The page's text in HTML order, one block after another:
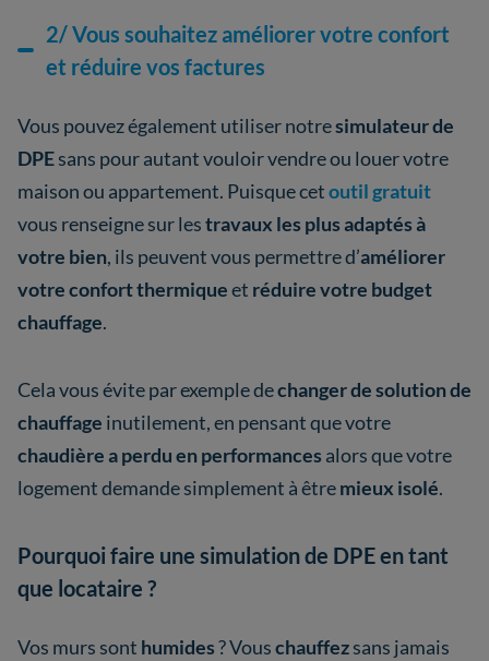
2/ Vous souhaitez améliorer votre confort
et réduire vos factures
Vous pouvez également utiliser notresimulateur de
DPEsans pour autant vouloir vendre ou louer votre
maison ou appartement. Puisque cetoutil gratuit
vous renseigne sur lestravaux les plus adaptés à
votre bien, ils peuvent vous permettre d’améliorer
votre confort thermiqueet réduire votre budget
chauffage.
Cela vous évite par exemple dechanger de solution de
chauffage inutilement, en pensant que votre
chaudière a perdu en performances alors que votre
logement demande simplement à êtremieux isolé.
Pourquoi faire une simulation de DPE en tant
que locataire ?
Vos murs sont humides? Vouschauffezsans jamais